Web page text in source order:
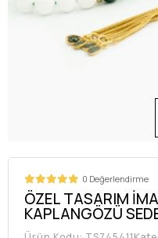
0 Değerlendirme
ÖZEL TASARIM
KAPLANGÖZÜ